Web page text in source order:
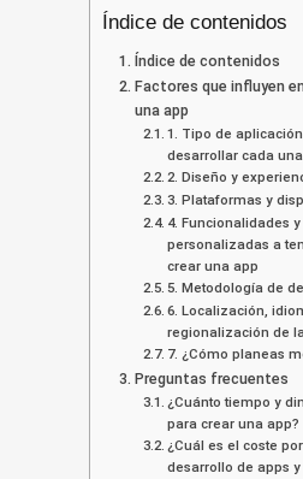
Índice de contenidos
Índice de contenidos
Factores que influyen
una app
1. Tipo de
desarrollar cada una
2. Diseño y
3. Plataformas y
4. Funcionalidades
personalizadas a
crear una app
5. Metodología de
6. Localización,
regionalización de
7. ¿Cómo planeas
Preguntas frecuentes
¿Cuánto tiempo y
para crear una app?
¿Cuál es el coste
desarrollo de apps